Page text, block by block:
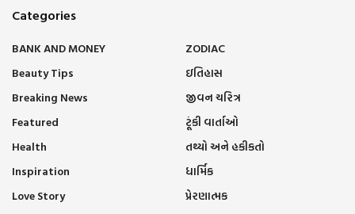
Categories
BANK AND MONEY
Beauty Tips
Breaking News
Featured
Health
Inspiration
Love Story
ZODIAC
ઇતિહાસ
જીવન ચરિત્ર
ટૂંકી વાર્તાઓ
તથ્યો અને હકીકતો
ધાર્મિક
પ્રેરણાત્મક